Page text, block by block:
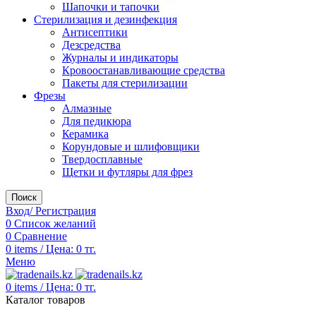
Шапочки и тапочки
Стерилизация и дезинфекция
Антисептики
Дезсредства
Журналы и индикаторы
Кровоостанавливающие средства
Пакеты для стерилизации
Фрезы
Алмазные
Для педикюра
Керамика
Корундовые и шлифовщики
Твердосплавные
Щетки и футляры для фрез
Поиск
Вход/ Регистрация
0 Список желаний
0 Сравнение
0 items / Цена: 0 тг.
Меню
0 items / Цена: 0 тг.
Каталог товаров